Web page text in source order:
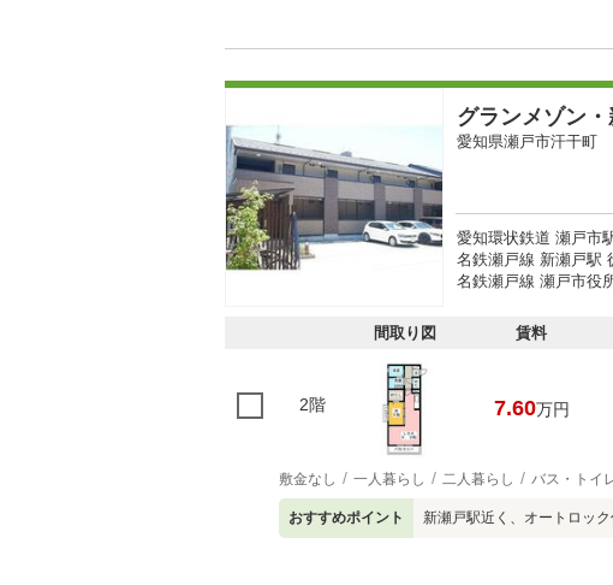
グランメゾン
愛知県瀬戸市汗干町
愛知環状鉄道 瀬戸市
名鉄瀬戸線 新瀬戸駅
名鉄瀬戸線 瀬戸市役
間取り図 賃料
2階 7.60万円
敷金なし 一人暮らし 二人暮らし バス・トイ
おすすめポイント 新瀬戸駅近く、オートロッ